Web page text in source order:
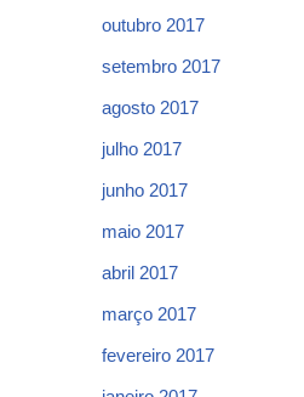
outubro 2017
setembro 2017
agosto 2017
julho 2017
junho 2017
maio 2017
abril 2017
março 2017
fevereiro 2017